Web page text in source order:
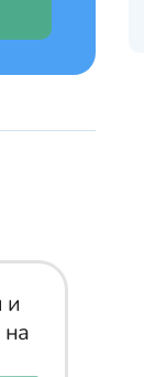
и
на